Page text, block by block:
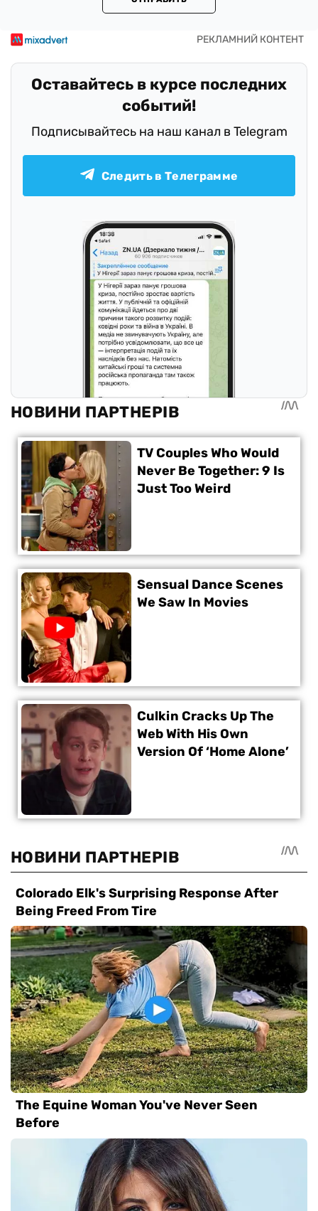
Оставайтесь в курсе последних
событий!
Подписывайтесь на наш канал в Telegram
Следить в Телеграмме